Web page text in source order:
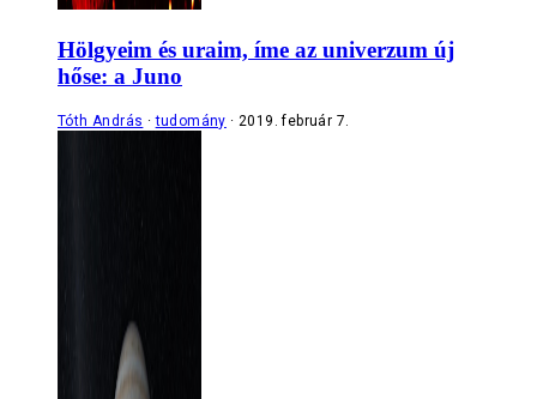
Hölgyeim és uraim, íme az univerzum új
hőse: a Juno
Tóth András tudomány 2019. február 7.